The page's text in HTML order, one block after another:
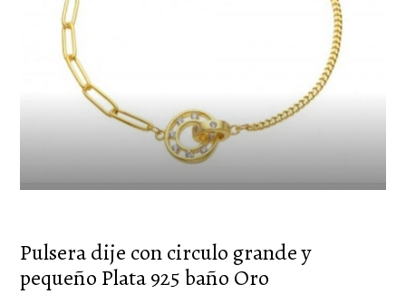
Pulsera dije con circulo grande y
pequeño Plata 925 baño Oro